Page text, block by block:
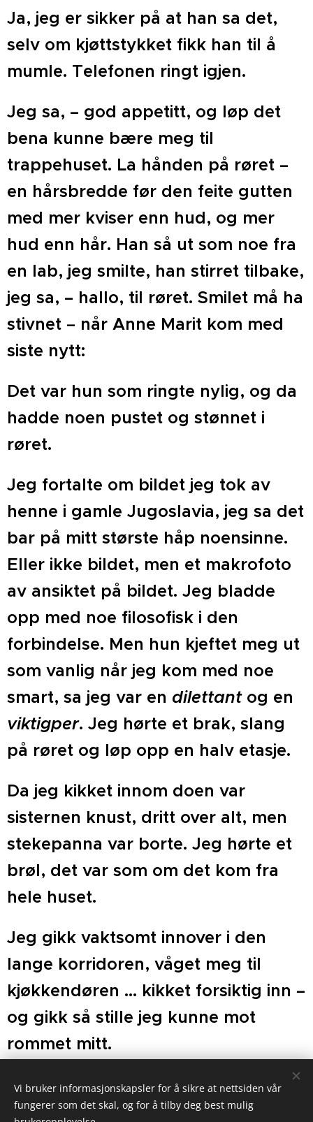
Ja, jeg er sikker på at han sa det,
selv om kjøttstykket fikk han til å
mumle. Telefonen ringt igjen.
Jeg sa, – god appetitt, og løp det
bena kunne bære meg til
trappehuset. La hånden på røret –
en hårsbredde før den feite gutten
med mer kviser enn hud, og mer
hud enn hår. Han så ut som noe fra
en lab, jeg smilte, han stirret tilbake,
jeg sa, – hallo, til røret. Smilet må ha
stivnet – når Anne Marit kom med
siste nytt:
Det var hun som ringte nylig, og da
hadde noen pustet og stønnet i
røret.
Jeg fortalte om bildet jeg tok av
henne i gamle Jugoslavia, jeg sa det
bar på mitt største håp noensinne.
Eller ikke bildet, men et makrofoto
av ansiktet på bildet. Jeg bladde
opp med noe filosofisk i den
forbindelse. Men hun kjeftet meg ut
som vanlig når jeg kom med noe
smart, sa jeg var en dilettantog en
viktigper. Jeg hørte et brak, slang
på røret og løp opp en halv etasje.
Da jeg kikket innom doen var
sisternen knust, dritt over alt, men
stekepanna var borte. Jeg hørte et
brøl, det var som om det kom fra
hele huset.
Jeg gikk vaktsomt innover i den
lange korridoren, våget meg til
kjøkkendøren … kikket forsiktig inn –
og gikk så stille jeg kunne mot
rommet mitt.
Vi bruker informasjonskapsler for å sikre at nettsiden vår
fungerer som det skal, og for å tilby deg best mulig